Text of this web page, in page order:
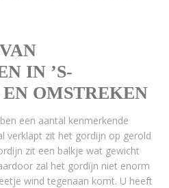
IN ’S-
OMSTREKEN
een aantal kenmerkende
verklapt zit het gordijn op gerold
zit een balkje wat gewicht
zal het gordijn niet enorm
wind tegenaan komt. U heeft